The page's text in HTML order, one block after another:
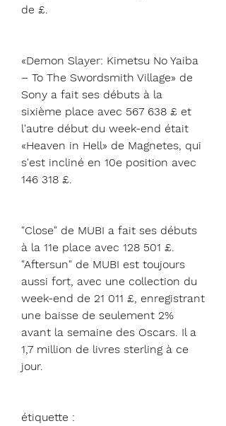
de £.
«Demon Slayer: Kimetsu No Yaiba
– To The Swordsmith Village» de
Sony a fait ses débuts à la
sixième place avec 567 638 £ et
l'autre début du week-end était
«Heaven in Hell» de Magnetes, qui
s'est incliné en 10e position avec
146 318 £.
"Close" de MUBI a fait ses débuts
à la 11e place avec 128 501 £.
"Aftersun" de MUBI est toujours
aussi fort, avec une collection du
week-end de 21 011 £, enregistrant
une baisse de seulement 2%
avant la semaine des Oscars. Il a
1,7 million de livres sterling à ce
jour.
étiquette :